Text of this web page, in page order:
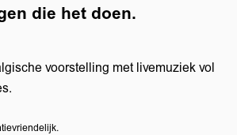
die het doen.
voorstelling met livemuziek vol